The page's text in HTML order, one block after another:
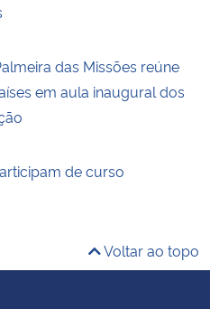
das Missões reúne
em aula inaugural dos
de curso
Voltar ao topo